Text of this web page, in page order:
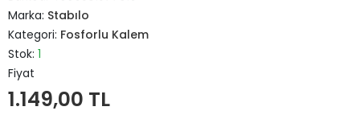
Marka: Stabılo
Kategori: Fosforlu Kalem
Stok: 1
Fiyat
1.149,00 TL